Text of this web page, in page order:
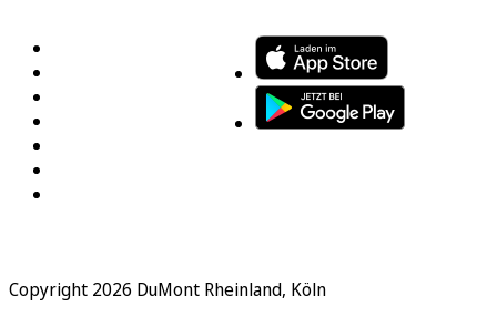
Copyright 2026 DuMont Rheinland, Köln